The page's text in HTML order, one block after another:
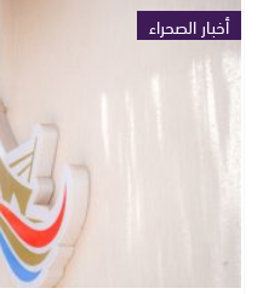
أخبار الصحراء